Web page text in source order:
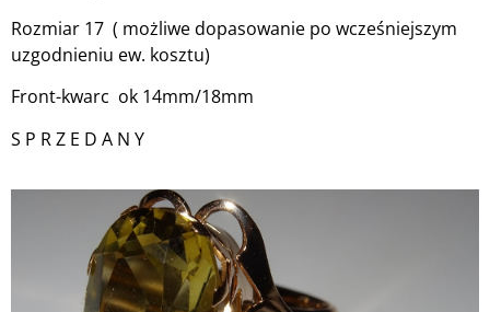
Rozmiar 17 ( możliwe dopasowanie po wcześniejszym
uzgodnieniu ew. kosztu)
Front-kwarc ok 14mm/18mm
S P R Z E D A N Y